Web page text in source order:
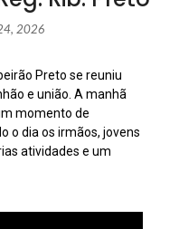
2026
Preto se reuniu
e união. A manhã
momento de
o dia os irmãos, jovens
atividades e um